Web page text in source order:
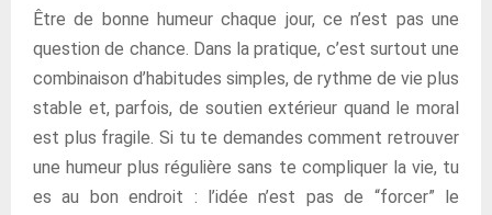
Être de bonne humeur chaque jour, ce n’est pas une
question de chance. Dans la pratique, c’est surtout une
combinaison d’habitudes simples, de rythme de vie plus
stable et, parfois, de soutien extérieur quand le moral
est plus fragile. Si tu te demandes comment retrouver
une humeur plus régulière sans te compliquer la vie, tu
es au bon endroit : l’idée n’est pas de “forcer” le